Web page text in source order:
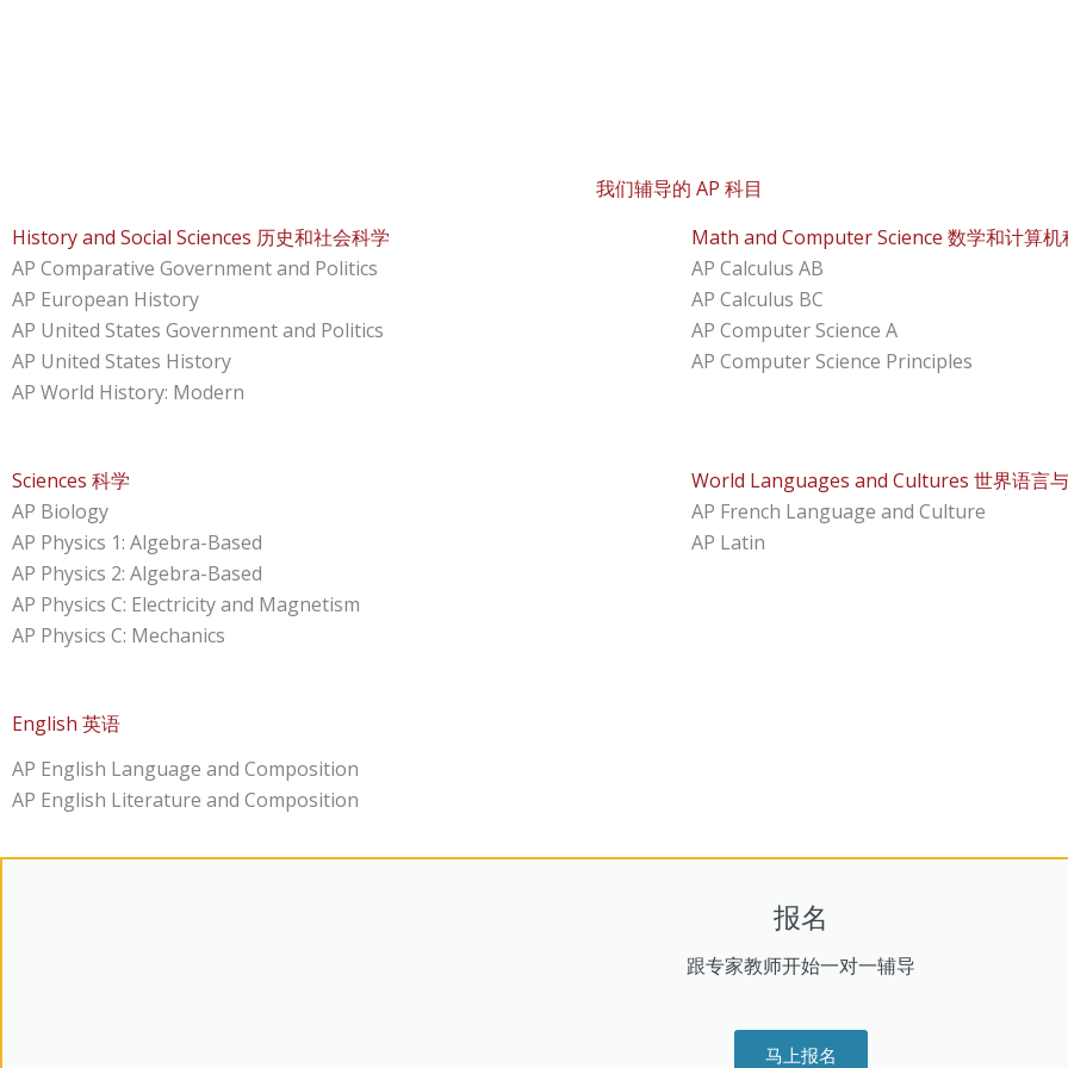
我们辅导的 AP 科目
History and Social Sciences 历史和社会科学
AP Comparative Government and Politics
AP European History
AP United States Government and Politics
AP United States History
AP World History: Modern
Math and Computer Science 数学和计算机
AP Calculus AB
AP Calculus BC
AP Computer Science A
AP Computer Science Principles
Sciences 科学
AP Biology
AP Physics 1: Algebra-Based
AP Physics 2: Algebra-Based
AP Physics C: Electricity and Magnetism
AP Physics C: Mechanics
World Languages and Cultures 世界语言
AP French Language and Culture
AP Latin
English 英语
AP English Language and Composition
AP English Literature and Composition
报名
跟专家教师开始一对一辅导
马上报名